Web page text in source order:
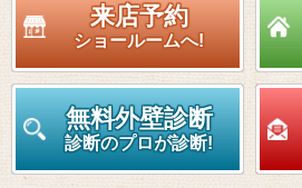
来店予約
ショールームへ!
無料外壁診断
診断のプロが診断!